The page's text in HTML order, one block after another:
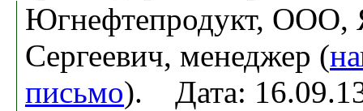
Югнефтепродукт, ООО,
Сергеевич, менеджер (
письмо). Дата: